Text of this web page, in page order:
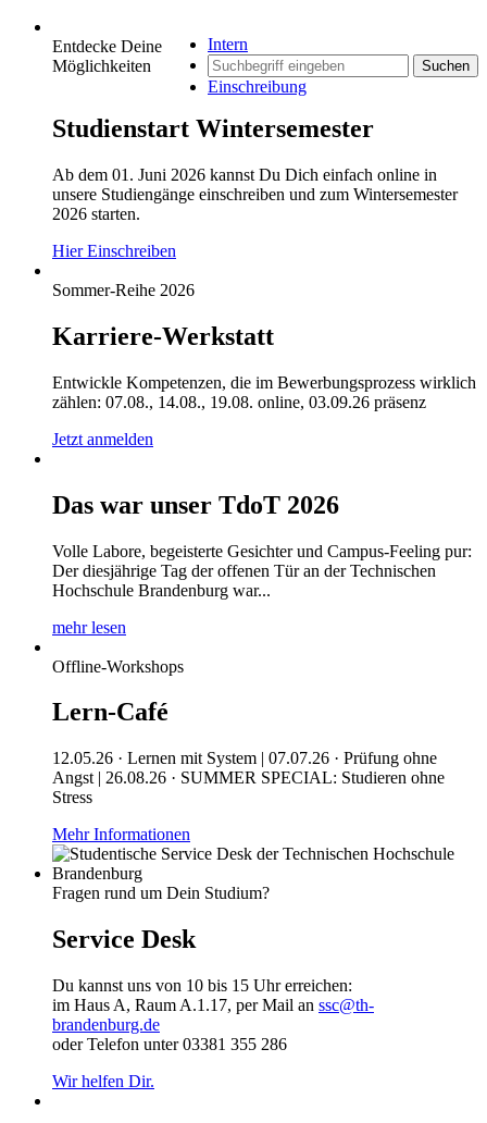
Intern
Suchen
Einschreibung
Entdecke Deine
Möglichkeiten
Studienstart Wintersemester
Ab dem 01. Juni 2026 kannst Du Dich einfach online in
unsere Studiengänge einschreiben und zum Wintersemester
2026 starten.
Hier Einschreiben
Sommer-Reihe 2026
Karriere-Werkstatt
Entwickle Kompetenzen, die im Bewerbungsprozess wirklich
zählen: 07.08., 14.08., 19.08. online, 03.09.26 präsenz
Jetzt anmelden
Das war unser TdoT 2026
Volle Labore, begeisterte Gesichter und Campus-Feeling pur:
Der diesjährige Tag der offenen Tür an der Technischen
Hochschule Brandenburg war...
mehr lesen
Offline-Workshops
Lern-Café
12.05.26 · Lernen mit System | 07.07.26 · Prüfung ohne
Angst | 26.08.26 · SUMMER SPECIAL: Studieren ohne
Stress
Mehr Informationen
Fragen rund um Dein Studium?
Service Desk
Du kannst uns von 10 bis 15 Uhr erreichen:
im Haus A, Raum A.1.17, per Mail an ssc@th-
brandenburg.de
oder Telefon unter 03381 355 286
Wir helfen Dir.